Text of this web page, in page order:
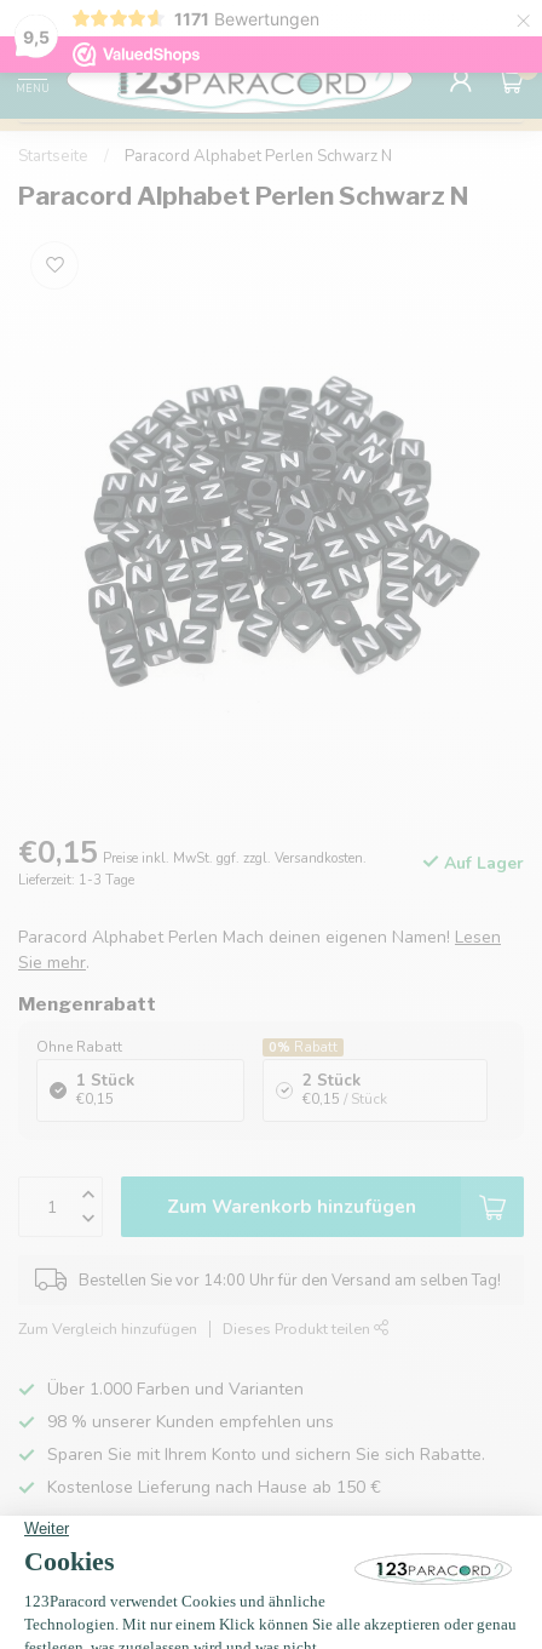
9,5
1171 Bewertungen ×
Kostenlose Lieferung nach Hause ab 150 €
MENU
0
Startseite Paracord Alphabet Perlen Schwarz N
Paracord Alphabet Perlen Schwarz N
€0,15 Preise inkl. MwSt. ggf. zzgl. Versandkosten.
Lieferzeit: 1-3 Tage
Auf Lager
Paracord Alphabet Perlen Mach deinen eigenen Namen! Lesen
Sie mehr.
Mengenrabatt
Ohne Rabatt
1 Stück
€0,15
0% Rabatt
2 Stück
€0,15 / Stück
Zum Warenkorb hinzufügen
Bestellen Sie vor 14:00 Uhr für den Versand am selben Tag!
Zum Vergleich hinzufügen Dieses Produkt teilen
Über 1.000 Farben und Varianten
98 % unserer Kunden empfehlen uns
Sparen Sie mit Ihrem Konto und sichern Sie sich Rabatte.
Kostenlose Lieferung nach Hause ab 150 €
Produktbeschreibung
Eigenschaften